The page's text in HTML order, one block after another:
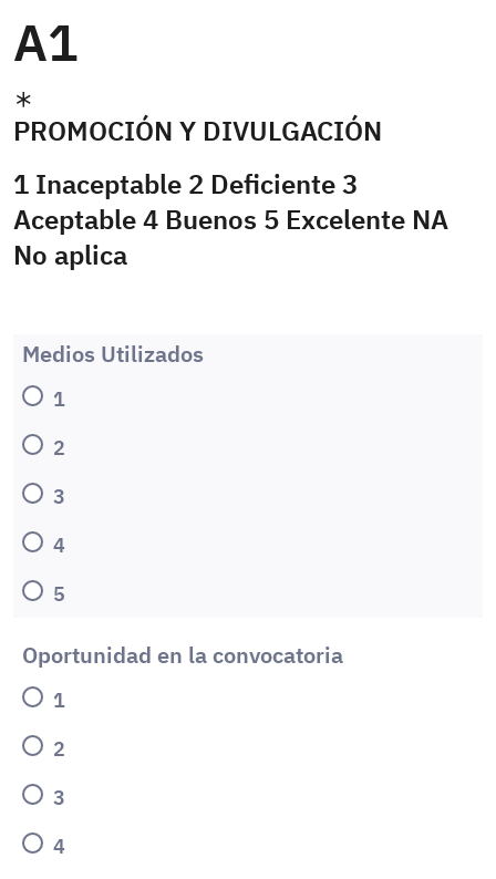
A1
PROMOCIÓN Y DIVULGACIÓN
1 Inaceptable 2 Deficiente 3
Aceptable 4 Buenos 5 Excelente NA
No aplica
Medios Utilizados
1
2
3
4
5
Oportunidad en la convocatoria
1
2
3
4